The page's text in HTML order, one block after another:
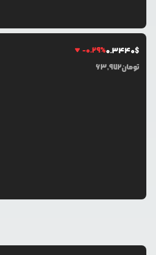
-0.29%0.3440$
63,972تومان